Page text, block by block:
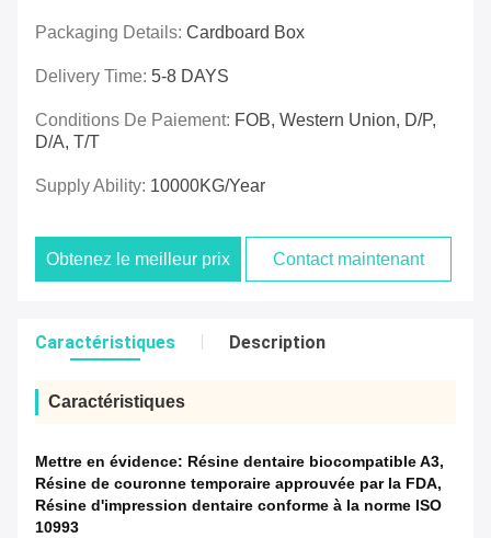
Packaging Details: Cardboard Box
Delivery Time: 5-8 DAYS
Conditions De Paiement: FOB, Western Union, D/P,
D/A, T/T
Supply Ability: 10000KG/year
Obtenez le meilleur prix Contact maintenant
Caractéristiques Description
Caractéristiques
Mettre en évidence: Résine dentaire biocompatible A3,
Résine de couronne temporaire approuvée par la FDA,
Résine d'impression dentaire conforme à la norme ISO
10993